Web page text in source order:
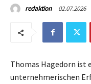
redaktion 02.07.2026
Thomas Hagedorn ist
unternehmerischen